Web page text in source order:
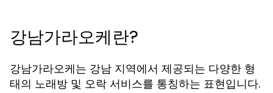
강남가라오케란?
강남가라오케는 강남 지역에서 제공되는 다양한 형
태의 노래방 및 오락 서비스를 통칭하는 표현입니다.